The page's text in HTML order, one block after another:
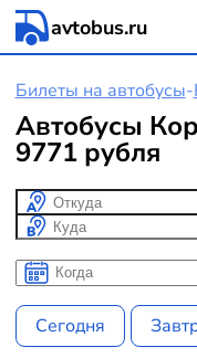
avtobus.ru
Билеты на автобусы-
Автобусы
9771 рубля
Откуда
Куда
Когда
Когда
Сегодня